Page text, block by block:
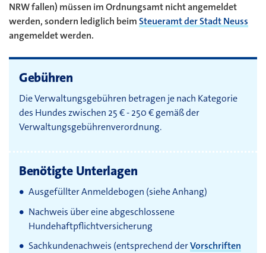
NRW fallen) müssen im Ordnungsamt nicht angemeldet
werden, sondern lediglich beimSteueramt der Stadt Neuss
angemeldet werden.
Gebühren
Die Verwaltungsgebühren betragen je nach Kategorie
des Hundes zwischen 25 € - 250 € gemäß der
Verwaltungsgebührenverordnung.
Benötigte Unterlagen
Ausgefüllter Anmeldebogen (siehe Anhang)
Nachweis über eine abgeschlossene
Hundehaftpflichtversicherung
Sachkundenachweis (entsprechend derVorschriften